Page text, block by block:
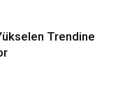
Trendine